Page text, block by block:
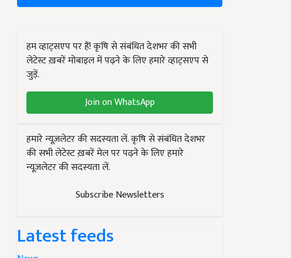
हम व्हाट्सएप पर हैं! कृषि से संबंधित देशभर की सभी
लेटेस्ट ख़बरें मोबाइल में पढ़ने के लिए हमारे व्हाट्सएप से
जुड़ें.
Join on WhatsApp
हमारे न्यूज़लेटर की सदस्यता लें. कृषि से संबंधित देशभर
की सभी लेटेस्ट ख़बरें मेल पर पढ़ने के लिए हमारे
न्यूज़लेटर की सदस्यता लें.
Subscribe Newsletters
Latest feeds